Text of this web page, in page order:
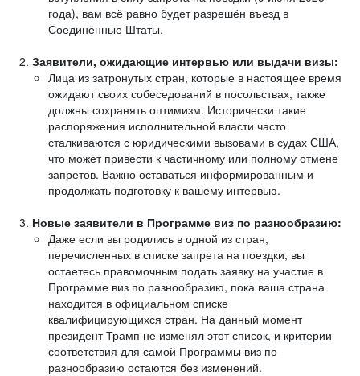
года), вам всё равно будет разрешён въезд в
Соединённые Штаты.
Заявители, ожидающие интервью или выдачи визы:
Лица из затронутых стран, которые в настоящее время
ожидают своих собеседований в посольствах, также
должны сохранять оптимизм. Исторически такие
распоряжения исполнительной власти часто
сталкиваются с юридическими вызовами в судах США,
что может привести к частичному или полному отмене
запретов. Важно оставаться информированным и
продолжать подготовку к вашему интервью.
Новые заявители в Программе виз по разнообразию:
Даже если вы родились в одной из стран,
перечисленных в списке запрета на поездки, вы
остаетесь правомочным подать заявку на участие в
Программе виз по разнообразию, пока ваша страна
находится в официальном списке
квалифицирующихся стран. На данный момент
президент Трамп не изменял этот список, и критерии
соответствия для самой Программы виз по
разнообразию остаются без изменений.